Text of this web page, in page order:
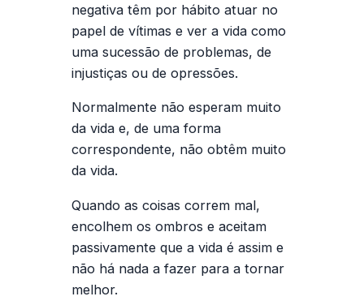
negativa têm por hábito atuar no
papel de vítimas e ver a vida como
uma sucessão de problemas, de
injustiças ou de opressões.
Normalmente não esperam muito
da vida e, de uma forma
correspondente, não obtêm muito
da vida.
Quando as coisas correm mal,
encolhem os ombros e aceitam
passivamente que a vida é assim e
não há nada a fazer para a tornar
melhor.